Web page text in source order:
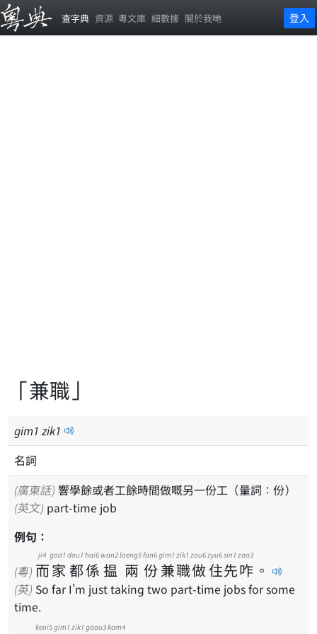
查字典 資源 粵文庫 細數據 關於我哋 登入
「兼職」
gim1 zik1
名詞
(廣東話) 響學餘或者工餘時間做嘅另一份工（量詞：份）
(英文) part-time job
例句：
(粵) 而
ji4
家
gaa1
都
dou1
係
hai6
揾
wan2
兩
loeng5
份
fan6
兼
gim1
職
zik1
做
zou6
住
zyu6
先
sin1
咋
zaa3
。
(英) So far I'm just taking two part-time jobs for some
time.
keoi5gim1 zik1 gaau3kam4